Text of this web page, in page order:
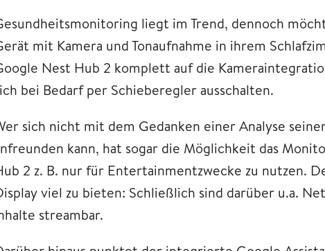
liegt im Trend, dennoch
mit Kamera und Tonaufnahme in ihrem
Nest Hub 2 komplett auf die
bei Bedarf per Schieberegler ausschalten.
sich nicht mit dem Gedanken einer Analyse
kann, hat sogar die Möglichkeit das
2 z. B. nur für Entertainmentzwecke zu nutzen.
viel zu bieten: Schließlich sind darüber u.a.
streambar.